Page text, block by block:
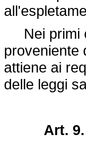
Nei primi
proveniente
attiene ai
delle leggi
Art. 9.